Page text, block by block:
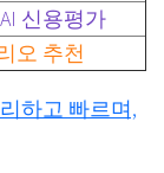
신용평가
오 추천
하고 빠르며,